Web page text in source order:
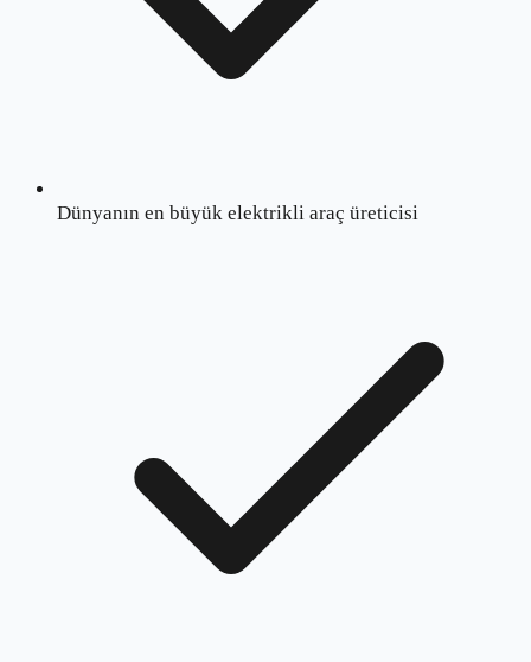
Dünyanın en büyük elektrikli araç üreticisi